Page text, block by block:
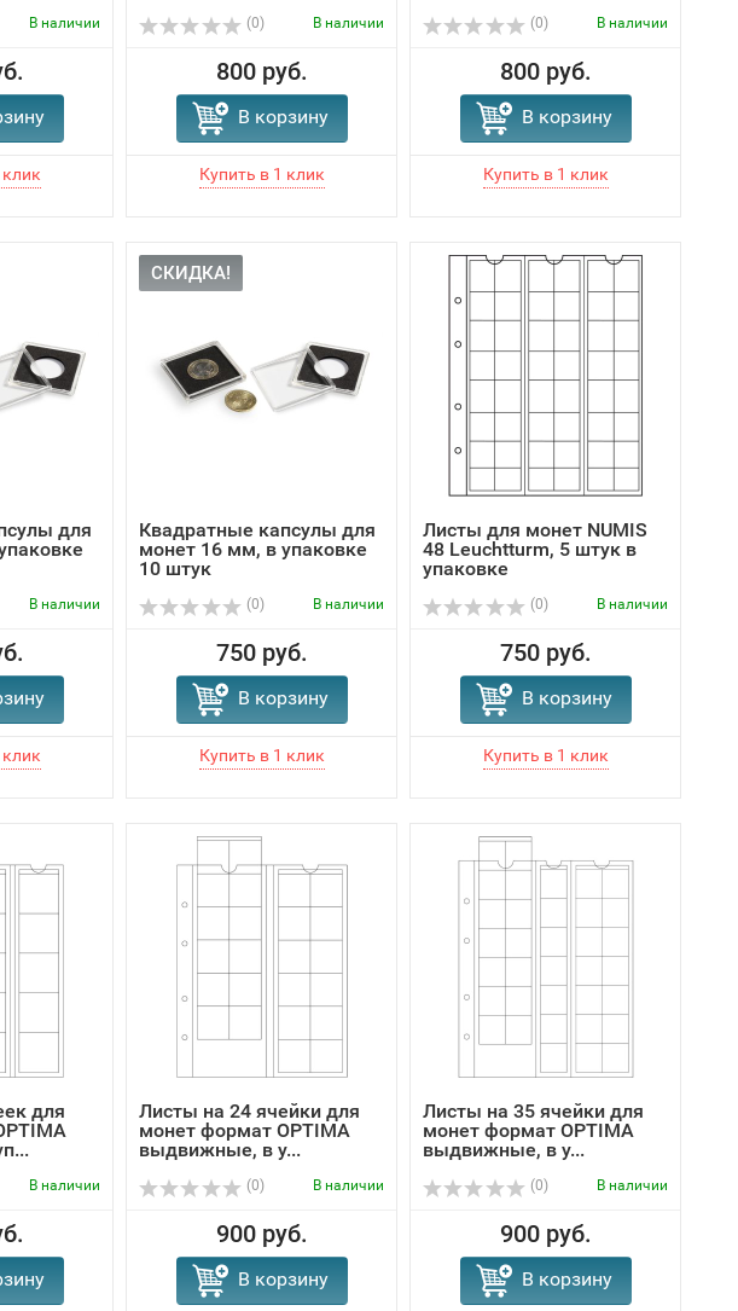
В наличии (0) В наличии
800 руб.
В корзину
(0) В наличии
800 руб.
В корзину
для
В наличии
СКИДКА!
Квадратные капсулы для
монет 16 мм, в упаковке
10 штук
(0) В наличии
750 руб.
В корзину
Листы для монет NUMIS
48 Leuchtturm, 5 штук в
упаковке
(0) В наличии
750 руб.
В корзину
для
В наличии
Листы на 24 ячейки для
монет формат OPTIMA
выдвижные, в у...
(0) В наличии
900 руб.
В корзину
Листы на 35 ячейки для
монет формат OPTIMA
выдвижные, в у...
(0) В наличии
900 руб.
В корзину